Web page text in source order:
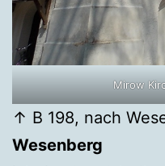
Mirow
↑ B 198, nach
Wesenberg